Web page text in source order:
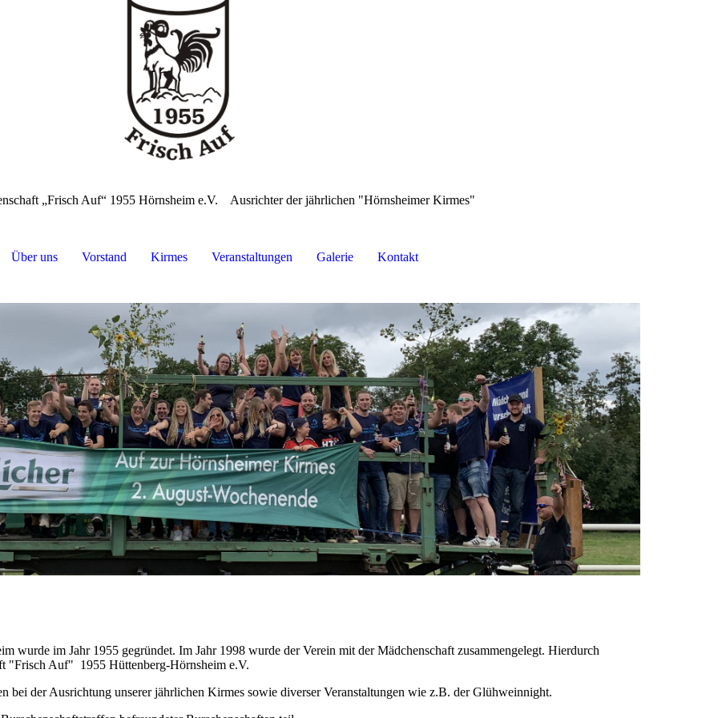
„Frisch Auf“ 1955 Hörnsheim e.V. Ausrichter der jährlichen "Hörnsheimer Kirmes"
Über uns Vorstand Kirmes Veranstaltungen Galerie Kontakt
wurde im Jahr 1955 gegründet. Im Jahr 1998 wurde der Verein mit der Mädchenschaft zusammengelegt. Hierdurch
"Frisch Auf" 1955 Hüttenberg-Hörnsheim e.V.
bei der Ausrichtung unserer jährlichen Kirmes sowie diverser Veranstaltungen wie z.B. der Glühweinnight.